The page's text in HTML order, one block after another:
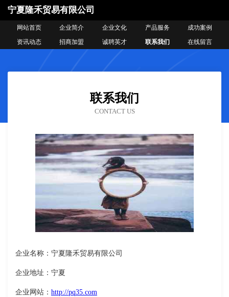
宁夏隆禾贸易有限公司
网站首页 企业简介 企业文化 产品服务
成功案例
资讯动态
招商加盟 诚聘英才 联系我们 在线留言
联系我们
CONTACT US
企业名称：宁夏隆禾贸易有限公司
企业地址：宁夏
企业网站： http://pq35.com